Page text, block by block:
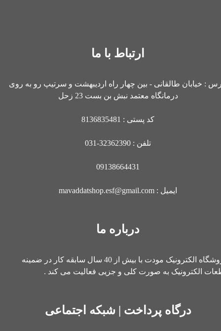
ارتباط با ما
: خیابان طالقانی - بین چهار راه اردیبهشت و سرتیپ رو به روی
درمانگاه معتمد نبش بن بست 23 زحل
کد پستی : 8136835481
تلفن : 32362390-031
09138664431
ایمیل : mavaddatshop.esf@gmail.com
درباره ما
فروشگاه الکترونیک مودت با بیش از 40 سال سابقه کار در ضمینه
الکترونیک به صورت کلی و جزیی فعالیت می کند .
درگاه پرداخت | شبکه اجتماعی